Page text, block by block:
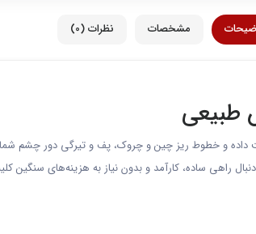
مشخصات نظرات (0)
طبیعی
و خطوط ریز چین و چروک، پف و تیرگی دور چشم
ساده، کارآمد و بدون نیاز به هزینه‌های سنگین